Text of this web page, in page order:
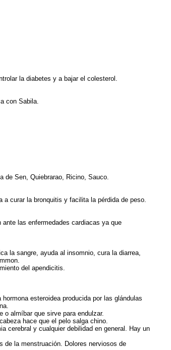
la diabetes y a bajar el colesterol.
con Sabila.
de Sen, Quiebrarao, Ricino, Sauco.
a curar la bronquitis y facilita la pérdida de peso.
las enfermedades cardiacas ya que
la sangre, ayuda al insomnio, cura la diarrea,
del apendicitis.
esteroidea producida por las glándulas
o almíbar que sirve para endulzar.
hace que el pelo salga chino.
cerebral y cualquier debilidad en general. Hay un
de la menstruación. Dolores nerviosos de